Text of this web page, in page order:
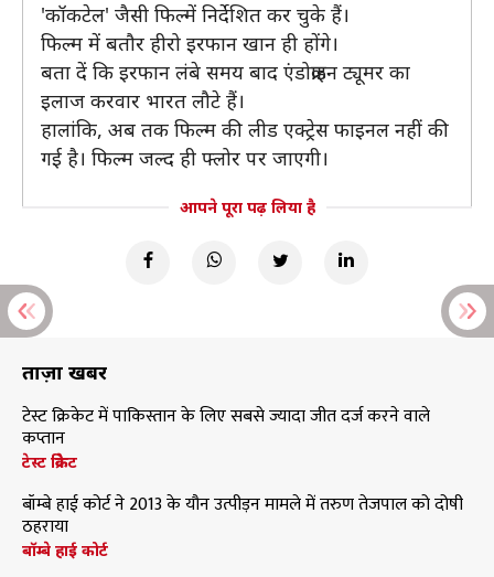
'कॉकटेल' जैसी फिल्में निर्देशित कर चुके हैं।
फिल्म में बतौर हीरो इरफान खान ही होंगे।
बता दें कि इरफान लंबे समय बाद एंडोक्राइन ट्यूमर का
इलाज करवार भारत लौटे हैं।
हालांकि, अब तक फिल्म की लीड एक्ट्रेस फाइनल नहीं की
गई है। फिल्म जल्द ही फ्लोर पर जाएगी।
आपने पूरा पढ़ लिया है
ताज़ा खबरें
टेस्ट क्रिकेट में पाकिस्तान के लिए सबसे ज्यादा जीत दर्ज करने वाले
कप्तान
टेस्ट क्रिकेट
बॉम्बे हाई कोर्ट ने 2013 के यौन उत्पीड़न मामले में तरुण तेजपाल को दोषी
ठहराया
बॉम्बे हाई कोर्ट